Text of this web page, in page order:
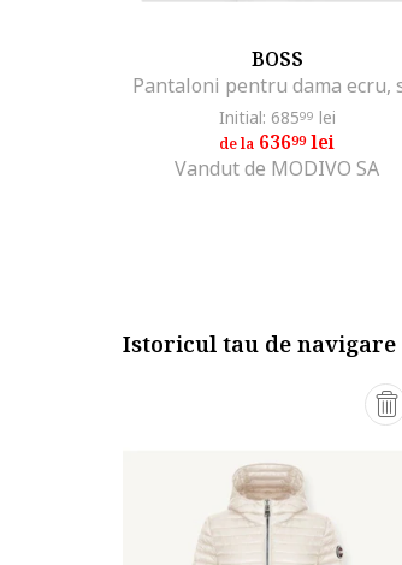
BOSS
Initial: 68599 lei
de la 63699lei
Vandut de MODIVO SA
Istoricul tau de navigare